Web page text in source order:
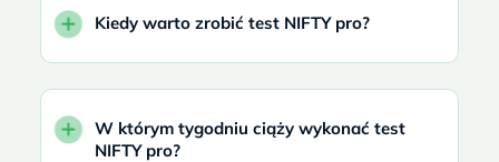
Kiedy warto zrobić test NIFTY pro?
W którym tygodniu ciąży wykonać test
NIFTY pro?